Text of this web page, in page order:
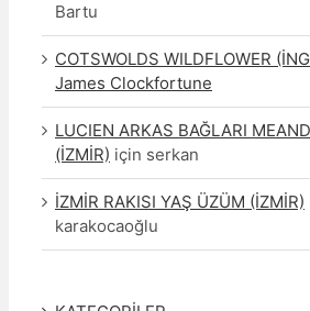
Bartu
COTSWOLDS WILDFLOWER
James Clockfortune
LUCIEN ARKAS BAĞLARI
(İZMİR) için serkan
İZMİR RAKISI YAŞ ÜZÜM (İZMİR)
karakocaoğlu